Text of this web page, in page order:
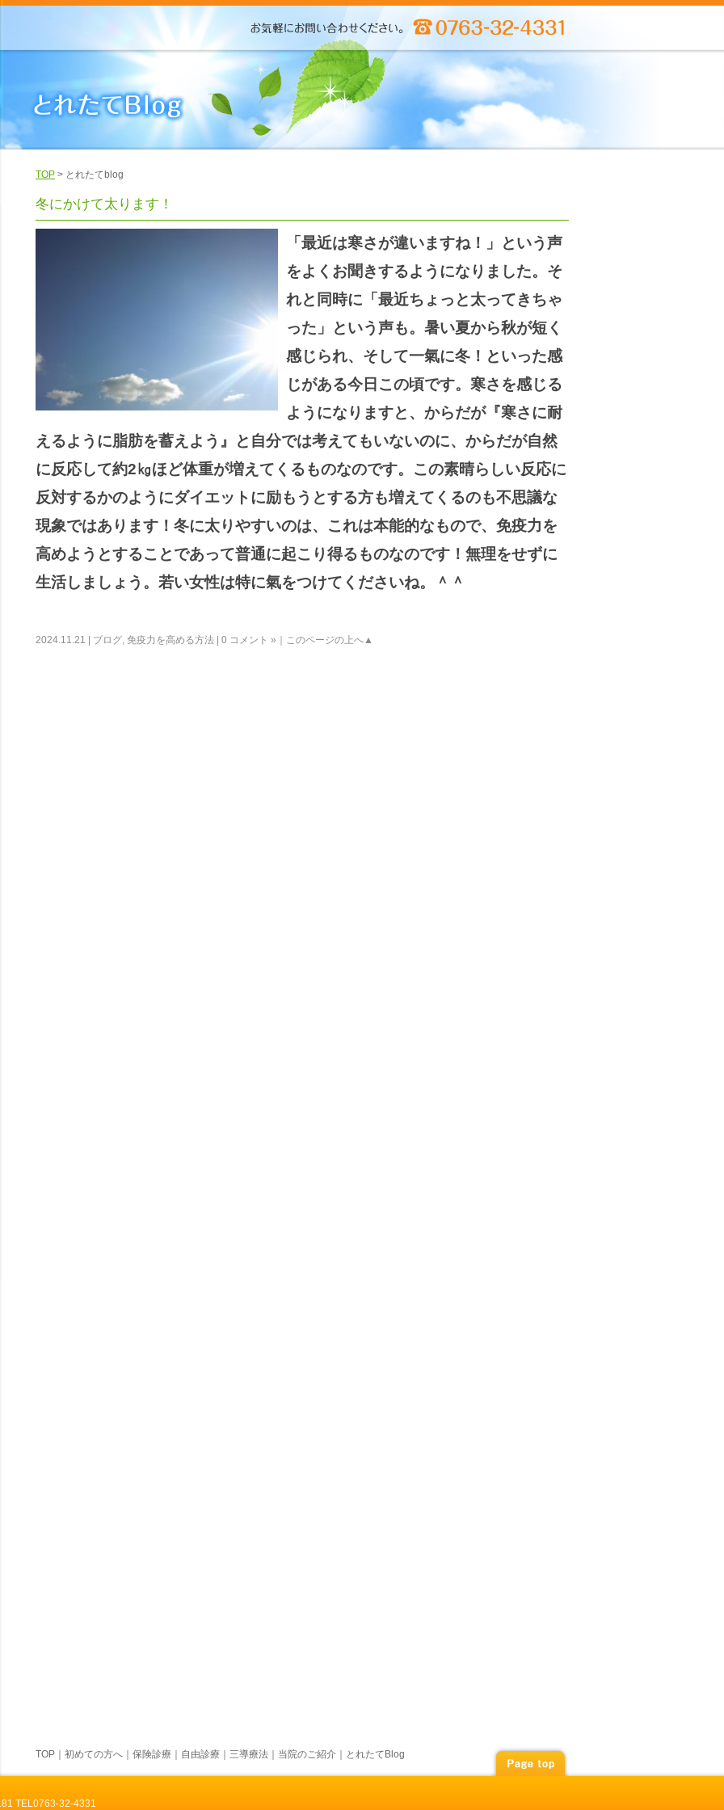
TOP > とれたてblog
冬にかけて太ります！
「最近は寒さが違いますね！」という声
をよくお聞きするようになりました。そ
れと同時に「最近ちょっと太ってきちゃ
った」という声も。暑い夏から秋が短く
感じられ、そして一氣に冬！といった感
じがある今日この頃です。寒さを感じる
ようになりますと、からだが『寒さに耐
えるように脂肪を蓄えよう』と自分では考えてもいないのに、からだが自然
に反応して約2㎏ほど体重が増えてくるものなのです。この素晴らしい反応に
反対するかのようにダイエットに励もうとする方も増えてくるのも不思議な
現象ではあります！冬に太りやすいのは、これは本能的なもので、免疫力を
高めようとすることであって普通に起こり得るものなのです！無理をせずに
生活しましょう。若い女性は特に氣をつけてくださいね。＾＾
2024.11.21 ブログ 免疫力を高める方法 0 コメント » このページの上へ▲
TOP 初めての方へ 保険診療 自由診療 三導療法 当院のご紹介 とれたてBlog
TEL0763-32-4331